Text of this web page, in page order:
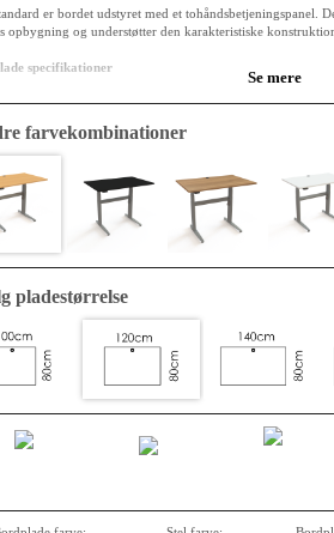
er bordet udstyret med et tohåndsbetjeningspanel.
opbygning og understøtter den karakteristiske
specifikationer
Overfladefinish: bøg melamin, kabelgennemføringen er
Kanter: 2 mm ABS, afrundede
Materiale/finish: Pulverlakeret stål RAL 9006 (sølv)
Højdejustering: 68-120 cm
Betjening: Produktet har to-håndsaktivering for
Motor: Simpel genialitet ligger i ConSets pålidelige 1-
synkronisering holder CO2e nede.
Se mere
farvekombinationer
pladestørrelse